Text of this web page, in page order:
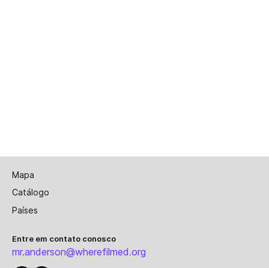
Mapa
Catálogo
Países
Entre em contato conosco
mr.anderson@wherefilmed.org